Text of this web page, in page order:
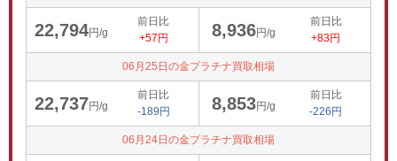
22,794円/g
前日比
+57円
8,936円/g
前日比
+83円
06月25日の金プラチナ買取相場
22,737円/g
前日比
-189円
8,853円/g
前日比
-226円
06月24日の金プラチナ買取相場